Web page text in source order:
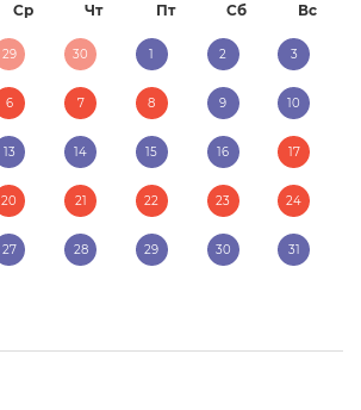
Ср Чт Пт Сб Вс
29 30 1 2 3
6 7 8 9 10
13 14 15 16 17
20 21 22 23 24
27 28 29 30 31